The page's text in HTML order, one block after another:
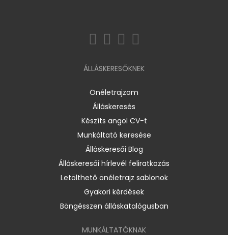
ÁLLÁSKERESŐKNEK
Önéletrajzom
Álláskeresés
Készíts angol CV-t
Munkáltató keresése
Álláskeresői Blog
Álláskeresői hírlevél feliratkozás
Letölthető önéletrajz sablonok
Gyakori kérdések
Böngésszen álláskatalógusban
MUNKÁLTATÓKNAK